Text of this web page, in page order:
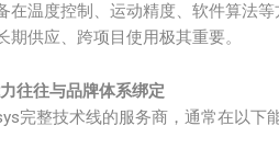
在温度控制、运动精度、软件算法
期供应、跨项目使用极其重要。
往往与品牌体系绑定
完整技术线的服务商，通常在以下